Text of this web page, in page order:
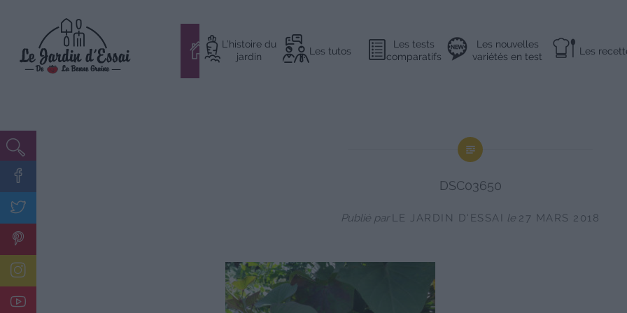
contenu
#
L’histoire du
jardin
Les tutos
Les tests
comparatifs
Les nouvelles
variétés en test
Les
DSC03650
Publié parLE JARDIN D'ESSAI le 27 MARS 2018